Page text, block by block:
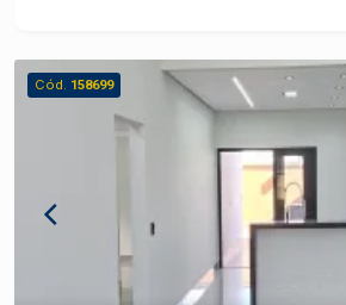
principais vias da cidade e
comércios, escolas, serviços e
Destaques do imóvel: 250 m² (10 x 25 m);
Topografia plana; Excelente
terreno; Ideal para construção
em expansão e com grande
valorização. Entre em contato para mais
informações e agende uma visita!
Cód. 158699